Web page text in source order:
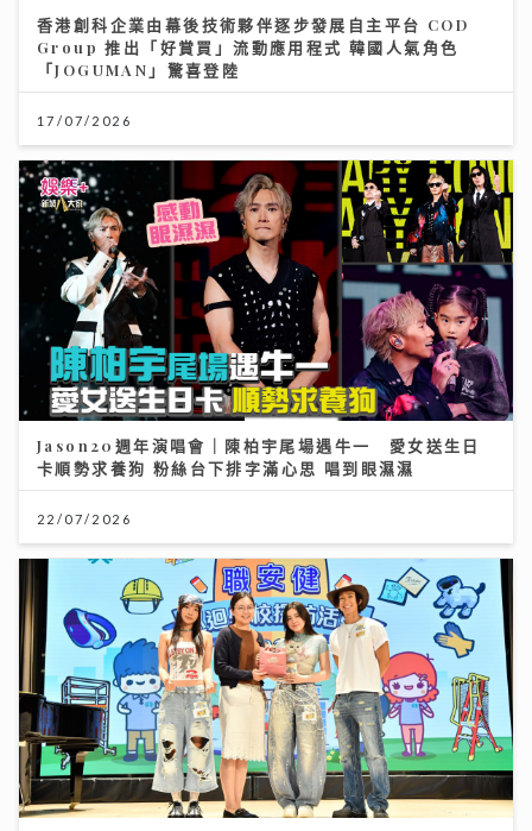
香港創科企業由幕後技術夥伴逐步發展自主平台 COD
Group 推出「好賞買」流動應用程式 韓國人氣角色
「JOGUMAN」驚喜登陸
17/07/2026
Jason20週年演唱會｜陳柏宇尾場遇牛一 愛女送生日
卡順勢求養狗 粉絲台下排字滿心思 唱到眼濕濕
22/07/2026